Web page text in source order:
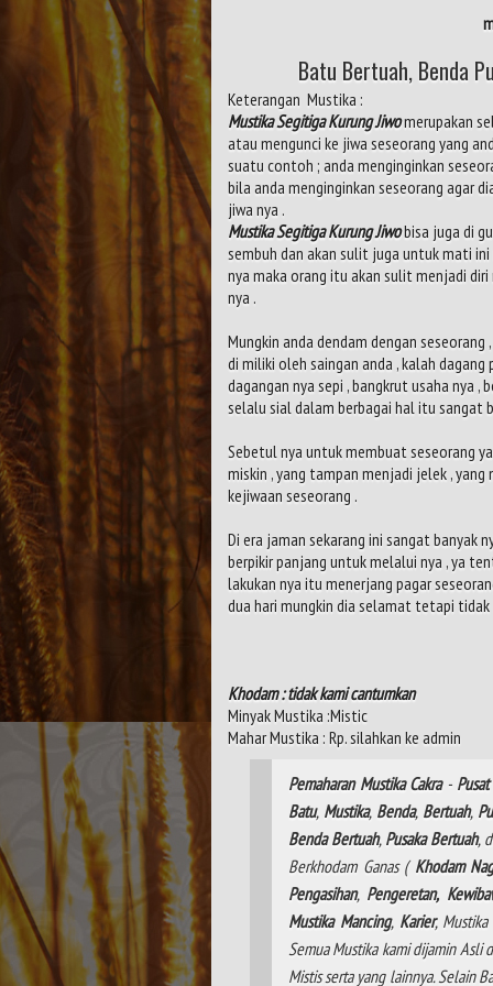
Batu Bertuah, Benda
Keterangan Mustika :
Mustika Segitiga Kurung Jiwomerupakan
atau mengunci ke jiwa seseorang yang
suatu contoh ; anda menginginkan
bila anda menginginkan seseorang agar
jiwa nya .
Mustika Segitiga Kurung Jiwobisa juga di
sembuh dan akan sulit juga untuk mati
nya maka orang itu akan sulit menjadi
nya .
Mungkin anda dendam dengan
di miliki oleh saingan anda , kalah
dagangan nya sepi , bangkrut usaha nya
selalu sial dalam berbagai hal itu sangat
Sebetul nya untuk membuat seseorang
miskin , yang tampan menjadi jelek ,
kejiwaan seseorang .
Di era jaman sekarang ini sangat banyak
berpikir panjang untuk melalui nya , ya
lakukan nya itu menerjang pagar
dua hari mungkin dia selamat tetapi
Khodam : tidak kami cantumkan
Minyak Mustika :Mistic
Mahar Mustika : Rp. silahkan ke admin
Pemaharan Mustika Cakra- Pusat
Batu, Mustika, Benda, Bertuah,
Benda Bertuah, Pusaka Bertuah,
Berkhodam Ganas ( Khodam
Pengasihan, Pengeretan,
Mustika Mancing, Karier,
Semua Mustika kami dijamin Asli
Mistis serta yang lainnya. Selain